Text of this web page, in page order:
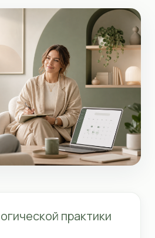
практики